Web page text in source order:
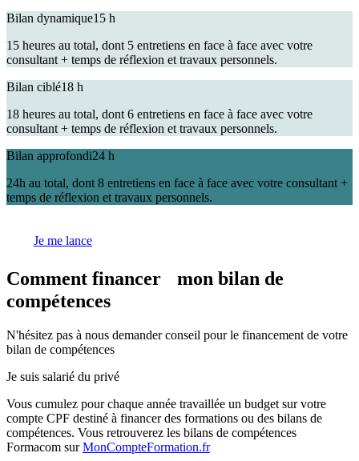
Bilan dynamique15 h
15 heures au total, dont 5 entretiens en face à face avec votre
consultant + temps de réflexion et travaux personnels.
Bilan ciblé18 h
18 heures au total, dont 6 entretiens en face à face avec votre
consultant + temps de réflexion et travaux personnels.
Bilan approfondi24 h
24h au total, dont 8 entretiens en face à face avec votre consultant +
temps de réflexion et travaux personnels.
Je me lance
Comment financer mon bilan de
compétences
N'hésitez pas à nous demander conseil pour le financement de votre
bilan de compétences
Je suis salarié du privé
Vous cumulez pour chaque année travaillée un budget sur votre
compte CPF destiné à financer des formations ou des bilans de
compétences. Vous retrouverez les bilans de compétences
Formacom surMonCompteFormation.fr